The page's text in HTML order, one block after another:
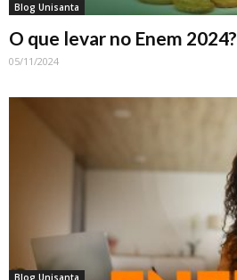
Blog Unisanta
O que levar no Enem 2024?
05/11/2024